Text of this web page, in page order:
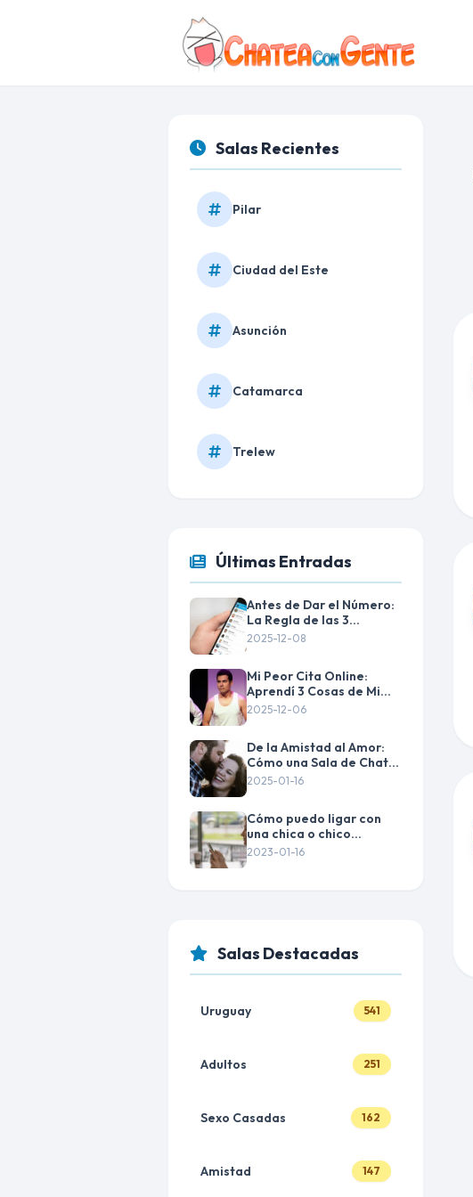
Salas Recientes
Pilar
Ciudad del Este
Asunción
Catamarca
Trelew
Últimas Entradas
Antes de Dar el Número:
La Regla de las 3
Semanas en el Chat
2025-12-08
Mi Peor Cita Online:
Aprendí 3 Cosas de Mi
Fracaso
2025-12-06
De la Amistad al Amor:
Cómo una Sala de Chats
Cambió Mi Vida
2025-01-16
Cómo puedo ligar con
una chica o chico
desconocido por
2023-01-16
Salas Destacadas
Uruguay 541
Adultos 251
Sexo Casadas 162
Amistad 147